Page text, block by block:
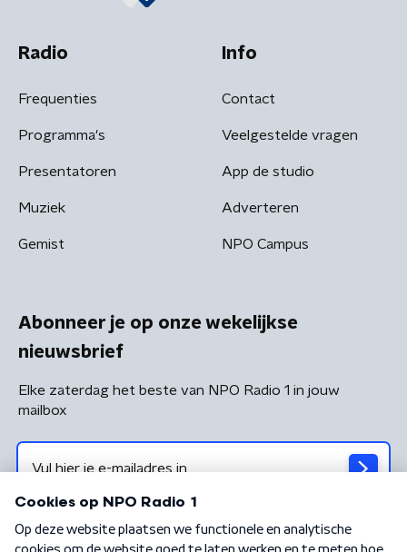
Radio
Frequenties
Programma's
Presentatoren
Muziek
Gemist
Info
Contact
Veelgestelde vragen
App de studio
Adverteren
NPO Campus
Abonneer je op onze wekelijkse
nieuwsbrief
Elke zaterdag het beste van NPO Radio 1 in jouw
mailbox